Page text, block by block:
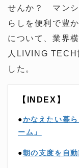
せんか？ マンシ
らしを便利で豊
について、業界
人LIVING TECH
した。
【INDEX】
●かなえたい暮
ーム」
●朝の支度を自